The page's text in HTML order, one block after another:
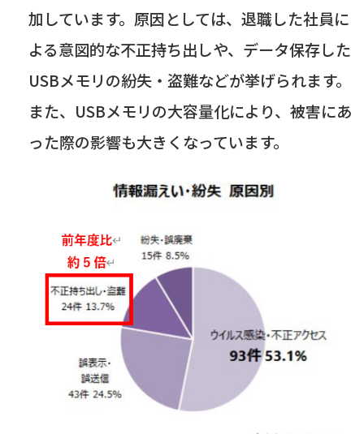
加しています。原因としては、退職した社員に
よる意図的な不正持ち出しや、データ保存した
USBメモリの紛失・盗難などが挙げられます。
また、 USBメモリの大容量化により、被害にあ
った際の影響も大きくなっています。